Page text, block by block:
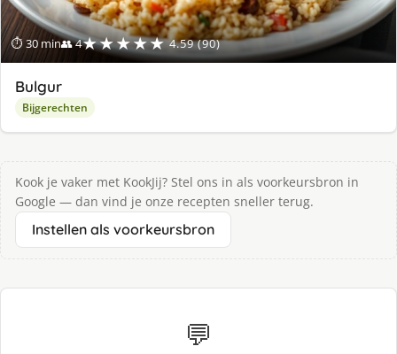
⏱ 30 min👥 4★★★★★ 4.59 (90)
Bulgur
Bijgerechten
Kook je vaker met KookJij? Stel ons in als voorkeursbron in
Google — dan vind je onze recepten sneller terug.
Instellen als voorkeursbron
💬